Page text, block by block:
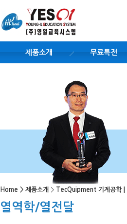
제품소개 무료특전
Home > 제품소개 > TecQuipment 기계공학 |
열역학/열전달